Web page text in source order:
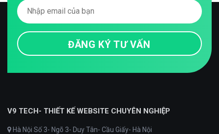
V9 TECH- THIẾT KẾ WEBSITE CHUYÊN NGHIỆP
Hà Nội Số 3- Ngõ 3- Duy Tân- Cầu Giấy- Hà Nội